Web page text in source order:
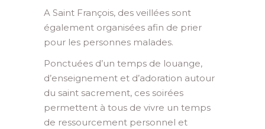
A Saint François, des veillées sont
également organisées afin de prier
pour les personnes malades.
Ponctuées d’un temps de louange,
d’enseignement et d’adoration autour
du saint sacrement, ces soirées
permettent à tous de vivre un temps
de ressourcement personnel et